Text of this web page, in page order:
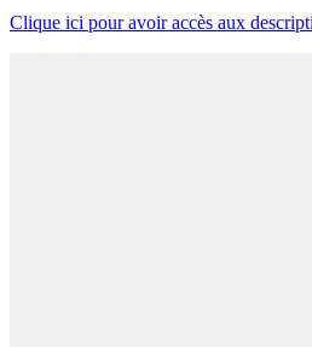
Clique ici pour avoir accès aux